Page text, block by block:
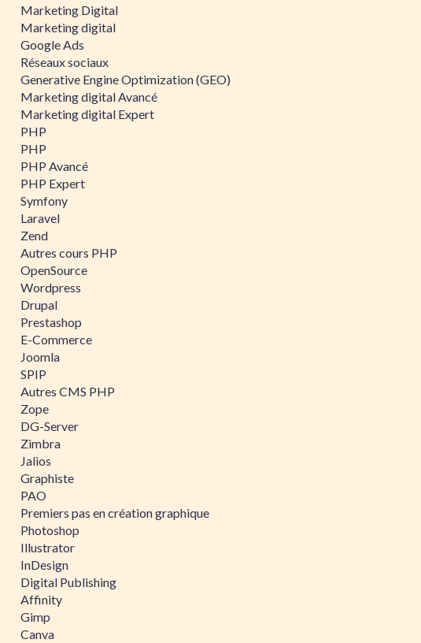
Marketing Digital
Marketing digital
Google Ads
Réseaux sociaux
Generative Engine Optimization (GEO)
Marketing digital Avancé
Marketing digital Expert
PHP
PHP
PHP Avancé
PHP Expert
Symfony
Laravel
Zend
Autres cours PHP
OpenSource
Wordpress
Drupal
Prestashop
E-Commerce
Joomla
SPIP
Autres CMS PHP
Zope
DG-Server
Zimbra
Jalios
Graphiste
PAO
Premiers pas en création graphique
Photoshop
Illustrator
InDesign
Digital Publishing
Affinity
Gimp
Canva